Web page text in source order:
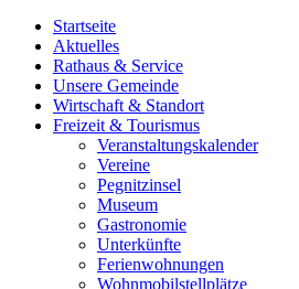
Startseite
Aktuelles
Rathaus & Service
Unsere Gemeinde
Wirtschaft & Standort
Freizeit & Tourismus
Veranstaltungskalender
Vereine
Pegnitzinsel
Museum
Gastronomie
Unterkünfte
Ferienwohnungen
Wohnmobilstellplätze